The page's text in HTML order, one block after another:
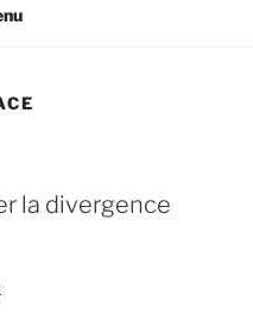
la divergence